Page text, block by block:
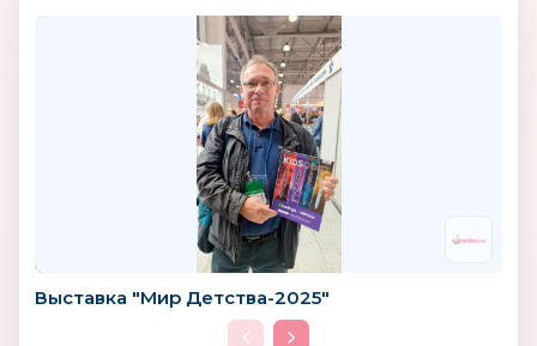
Выставка "Мир Детства-2025"